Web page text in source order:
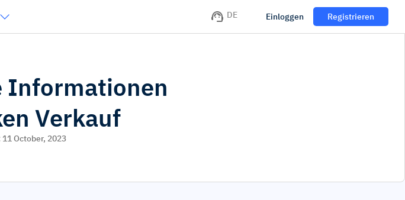
DE Einloggen Registrieren
Informationen
Verkauf
11 October, 2023